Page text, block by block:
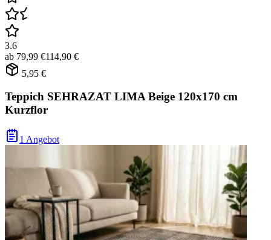
3.6
ab 79,99 €114,90 €
5,95 €
Teppich SEHRAZAT LIMA Beige 120x170 cm
Kurzflor
1 Angebot